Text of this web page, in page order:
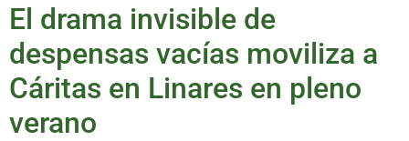
El drama invisible de
despensas vacías moviliza a
Cáritas en Linares en pleno
verano